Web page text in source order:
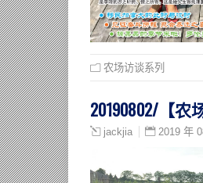
农场访谈系列
20190802/【
jackjia 2019 年